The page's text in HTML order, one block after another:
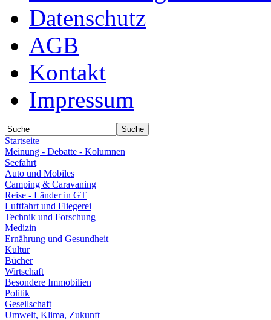
Datenschutz
AGB
Kontakt
Impressum
Startseite
Meinung - Debatte - Kolumnen
Seefahrt
Auto und Mobiles
Camping & Caravaning
Reise - Länder in GT
Luftfahrt und Fliegerei
Technik und Forschung
Medizin
Ernährung und Gesundheit
Kultur
Bücher
Wirtschaft
Besondere Immobilien
Politik
Gesellschaft
Umwelt, Klima, Zukunft